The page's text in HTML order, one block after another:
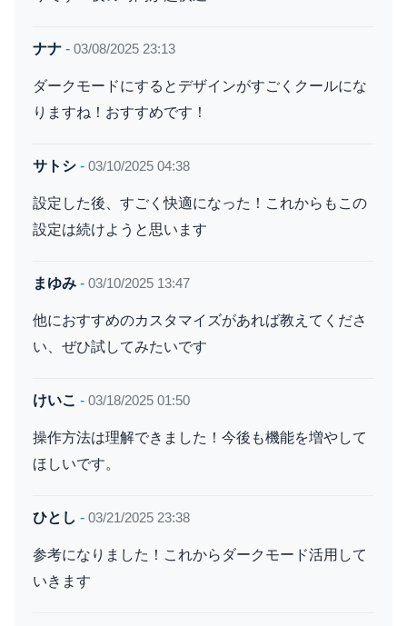
ナナ - 03/08/2025 23:13
ダークモードにするとデザインがすごくクールにな
りますね！おすすめです！
サトシ - 03/10/2025 04:38
設定した後、すごく快適になった！これからもこの
設定は続けようと思います
まゆみ - 03/10/2025 13:47
他におすすめのカスタマイズがあれば教えてくださ
い、ぜひ試してみたいです
けいこ - 03/18/2025 01:50
操作方法は理解できました！今後も機能を増やして
ほしいです。
ひとし - 03/21/2025 23:38
参考になりました！これからダークモード活用して
いきます